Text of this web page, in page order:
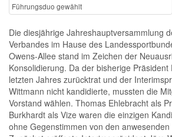
Führungsduo gewählt
Die diesjährige Jahreshauptversammlung
Verbandes im Hause des
Owens-Allee stand im Zeichen der
Konsolidierung. Da der bisherige
letzten Jahres zurücktrat und der
Wittmann nicht kandidierte, mussten die
Vorstand wählen. Thomas Ehlebracht als
Burkhardt als Vize waren die einzigen
ohne Gegenstimmen von den